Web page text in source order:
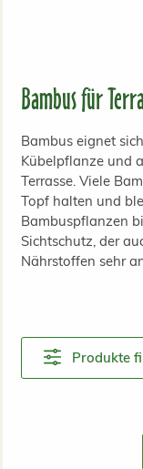
Bambus für
Bambus eignet
Kübelpflanze und
Terrasse. Viele
Topf halten und
Bambuspflanzen
Sichtschutz, der
Nährstoffen sehr
Produkte